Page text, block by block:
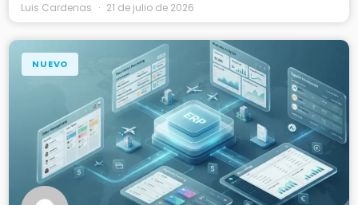
Luis Cardenas 21 de julio de 2026
NUEVO